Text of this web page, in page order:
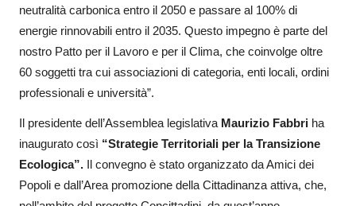
neutralità carbonica entro il 2050 e passare al 100% di
energie rinnovabili entro il 2035. Questo impegno è parte del
nostro Patto per il Lavoro e per il Clima, che coinvolge oltre
60 soggetti tra cui associazioni di categoria, enti locali, ordini
professionali e università”.
Il presidente dell’Assemblea legislativa Maurizio Fabbri ha
inaugurato così “Strategie Territoriali per la Transizione
Ecologica”. Il convegno è stato organizzato da Amici dei
Popoli e dall’Area promozione della Cittadinanza attiva, che,